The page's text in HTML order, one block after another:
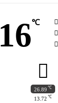
16℃
26.89 ℃
13.72 ℃